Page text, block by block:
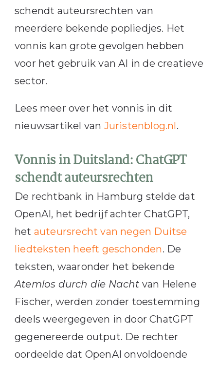
schendt auteursrechten van
meerdere bekende popliedjes. Het
vonnis kan grote gevolgen hebben
voor het gebruik van AI in de creatieve
sector.
Lees meer over het vonnis in dit
nieuwsartikel van Juristenblog.nl.
Vonnis in Duitsland: ChatGPT
schendt auteursrechten
De rechtbank in Hamburg stelde dat
OpenAI, het bedrijf achter ChatGPT,
het auteursrecht van negen Duitse
liedteksten heeft geschonden. De
teksten, waaronder het bekende
Atemlos durch die Nacht van Helene
Fischer, werden zonder toestemming
deels weergegeven in door ChatGPT
gegenereerde output. De rechter
oordeelde dat OpenAI onvoldoende